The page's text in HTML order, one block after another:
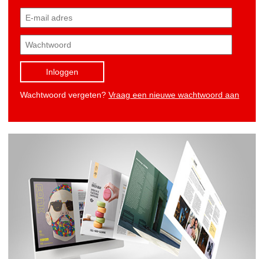
Inloggen
Wachtwoord vergeten? Vraag een nieuwe wachtwoord aan